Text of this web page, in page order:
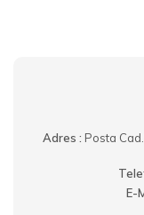
Adres : Posta
E-